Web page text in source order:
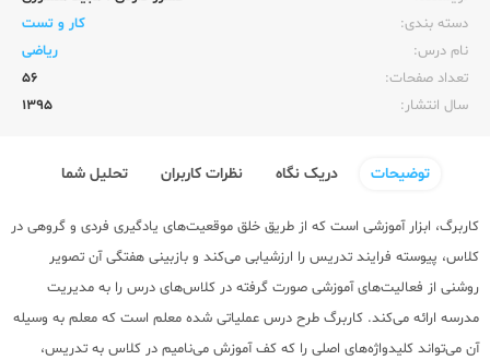
دسته بندی:
کار و تست
نام درس:
ریاضی
تعداد صفحات:‌
56
سال انتشار:‌
1395
توضیحات دریک نگاه نظرات کاربران تحلیل شما
کاربرگ، ابزار آموزشی است که از طریق خلق موقعیت‌های یادگیری فردی و گروهی در
کلاس، پیوسته فرایند تدریس را ارزشیابی می‌کند و بازبینی هفتگی آن تصویر
روشنی از فعالیت‌های آموزشی صورت گرفته در کلاس‌های درس را به مدیریت
مدرسه ارائه می‌کند. کاربرگ طرح درس عملیاتی شده معلم است که معلم به وسیله
آن می‌تواند کلیدواژه‌های اصلی را که کف آموزش می‌نامیم در کلاس به تدریس،